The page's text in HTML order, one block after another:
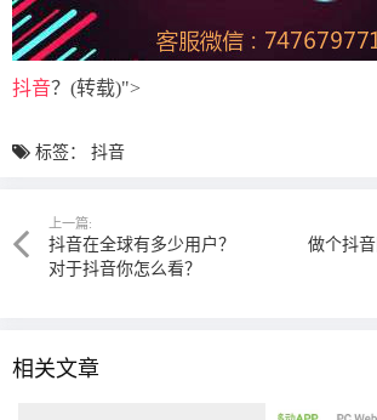
抖音？(转载)">
标签： 抖音
上一篇:
抖音在全球有多少用户？
对于抖音你怎么看？
做个抖
相关文章